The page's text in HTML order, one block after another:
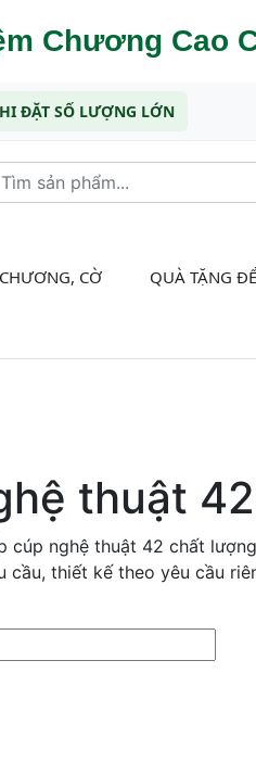
Chương Cao
ĐẶT SỐ LƯỢNG LỚN
CỜ QUÀ TẶNG
thuật 42
cúp nghệ thuật 42 chất
cầu, thiết kế theo yêu cầu